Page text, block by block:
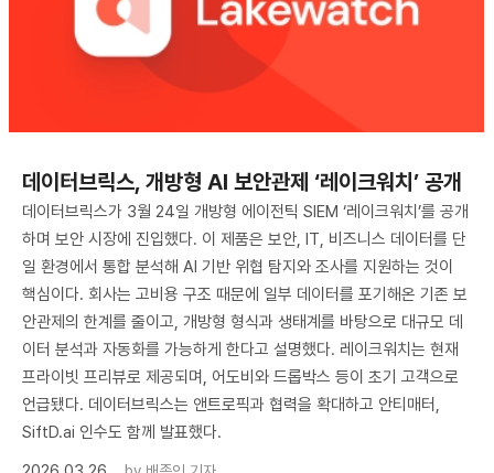
데이터브릭스, 개방형 AI 보안관제 ‘레이크워치’ 공개
데이터브릭스가 3월 24일 개방형 에이전틱 SIEM ‘레이크워치’를 공개
하며 보안 시장에 진입했다. 이 제품은 보안, IT, 비즈니스 데이터를 단
일 환경에서 통합 분석해 AI 기반 위협 탐지와 조사를 지원하는 것이
핵심이다. 회사는 고비용 구조 때문에 일부 데이터를 포기해온 기존 보
안관제의 한계를 줄이고, 개방형 형식과 생태계를 바탕으로 대규모 데
이터 분석과 자동화를 가능하게 한다고 설명했다. 레이크워치는 현재
프라이빗 프리뷰로 제공되며, 어도비와 드롭박스 등이 초기 고객으로
언급됐다. 데이터브릭스는 앤트로픽과 협력을 확대하고 안티매터,
SiftD.ai 인수도 함께 발표했다.